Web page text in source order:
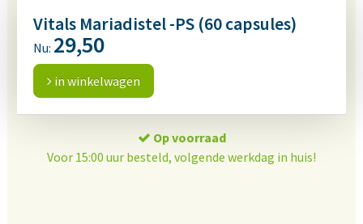
Vitals Mariadistel -PS (60 capsules)
Nu: 29,50
in winkelwagen
Op voorraad
Voor 15:00 uur besteld, volgende werkdag in huis!